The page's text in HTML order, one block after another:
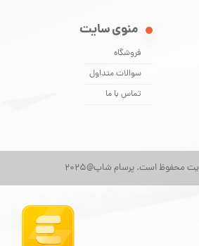
محفوظ است. پرسام شاپ@2025
منوی سایت
فروشگاه
سوالات متداول
تماس با ما